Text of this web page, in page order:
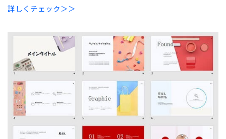
詳しくチェック＞＞